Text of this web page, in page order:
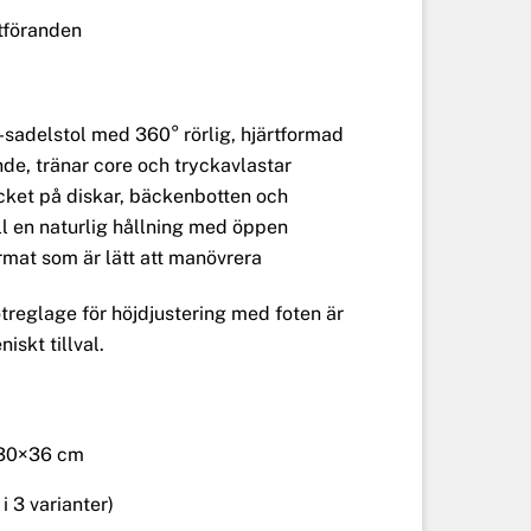
med 360° rörlig, hjärtformad
tränar core och tryckavlastar
på diskar, bäckenbotten och
en naturlig hållning med öppen
som är lätt att manövrera
för höjdjustering med foten är
tillval.
cm
3 varianter)